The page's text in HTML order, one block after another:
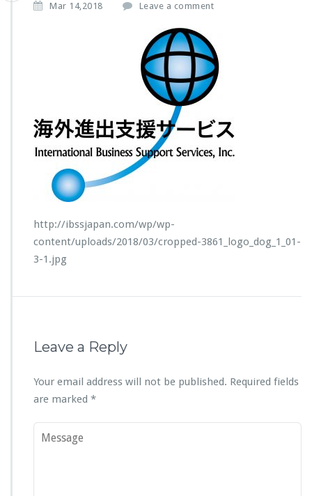
Mar 14,2018 Leave a comment
http://ibssjapan.com/wp/wp-
content/uploads/2018/03/cropped-3861_logo_dog_1_01-
3-1.jpg
Leave a Reply
Your email address will not be published. Required fields
are marked *